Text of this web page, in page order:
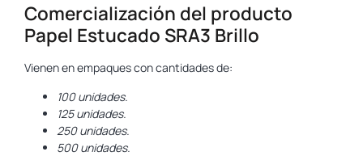
Comercialización del producto
Papel Estucado SRA3 Brillo
Vienen en empaques con cantidades de:
100 unidades.
125 unidades.
250 unidades.
500 unidades.